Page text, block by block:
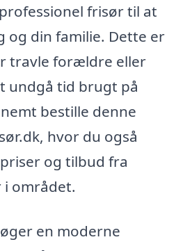
frisør til at
og din familie. Dette er
travle forældre eller
undgå tid brugt på
bestille denne
hvor du også
og tilbud fra
området.
en moderne